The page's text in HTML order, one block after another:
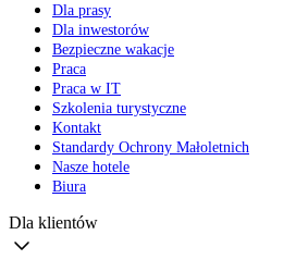
Dla prasy
Dla inwestorów
Bezpieczne wakacje
Praca
Praca w IT
Szkolenia turystyczne
Kontakt
Standardy Ochrony Małoletnich
Nasze hotele
Biura
Dla klientów